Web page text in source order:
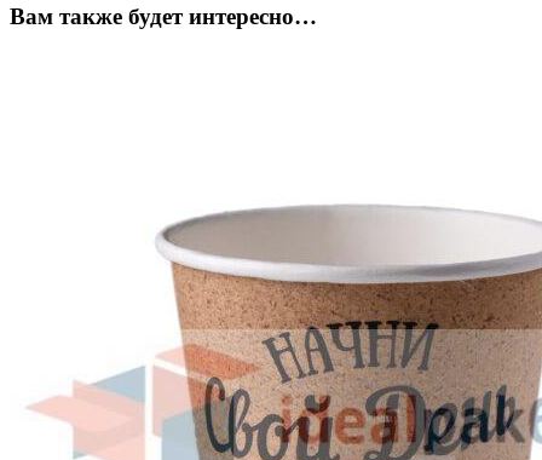
Вам также будет интересно…